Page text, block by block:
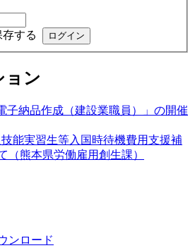
する
ョン
子納品作成（建設業職員）」の開催
技能実習生等入国時待機費用支援補
（熊本県労働雇用創生課）
ンロード